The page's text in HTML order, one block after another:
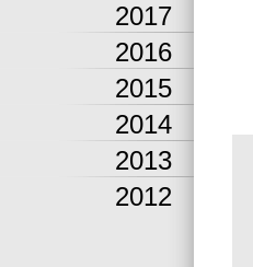
2017
2016
2015
2014
2013
2012